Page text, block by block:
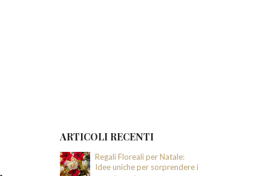
ARTICOLI RECENTI
Regali Floreali per Natale:
Idee uniche per sorprendere i